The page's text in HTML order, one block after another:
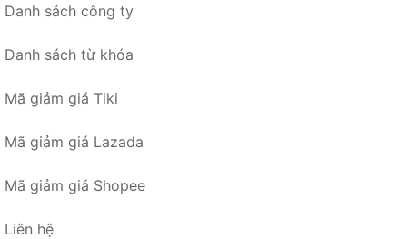
Danh sách công ty
Danh sách từ khóa
Mã giảm giá Tiki
Mã giảm giá Lazada
Mã giảm giá Shopee
Liên hệ